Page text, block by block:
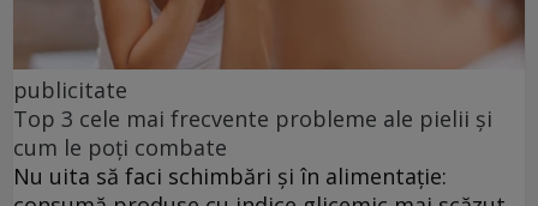
publicitate
Top 3 cele mai frecvente probleme ale pielii și
cum le poți combate
Nu uita să faci schimbări și în alimentație: